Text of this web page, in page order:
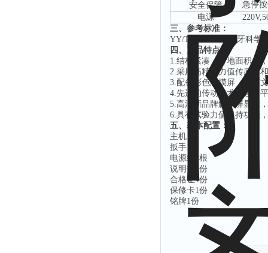
安全保障
急停
‌电源
三、参考标准：
YY/T 1280-2015《牙科学
四、产品特点：
1.结构紧凑，占地面积小
2.采用高精度力值传感器
3.配备彩色触摸屏，中英
4.先进的传动技术，运行
5.高清晰品牌触摸屏显示
6.具有试验力值保持功能
五、基本配置：
主机1台
扳手1套
电源线
1根
说明书
1份
合格证1份
保修卡1份
铭牌1份